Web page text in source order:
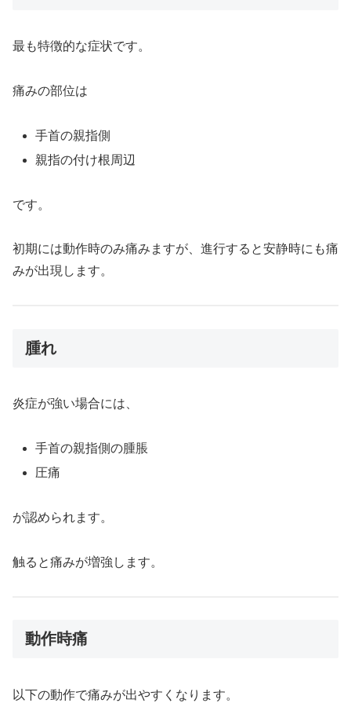
最も特徴的な症状です。
痛みの部位は
手首の親指側
親指の付け根周辺
です。
初期には動作時のみ痛みますが、進行すると安静時にも痛
みが出現します。
腫れ
炎症が強い場合には、
手首の親指側の腫脹
圧痛
が認められます。
触ると痛みが増強します。
動作時痛
以下の動作で痛みが出やすくなります。